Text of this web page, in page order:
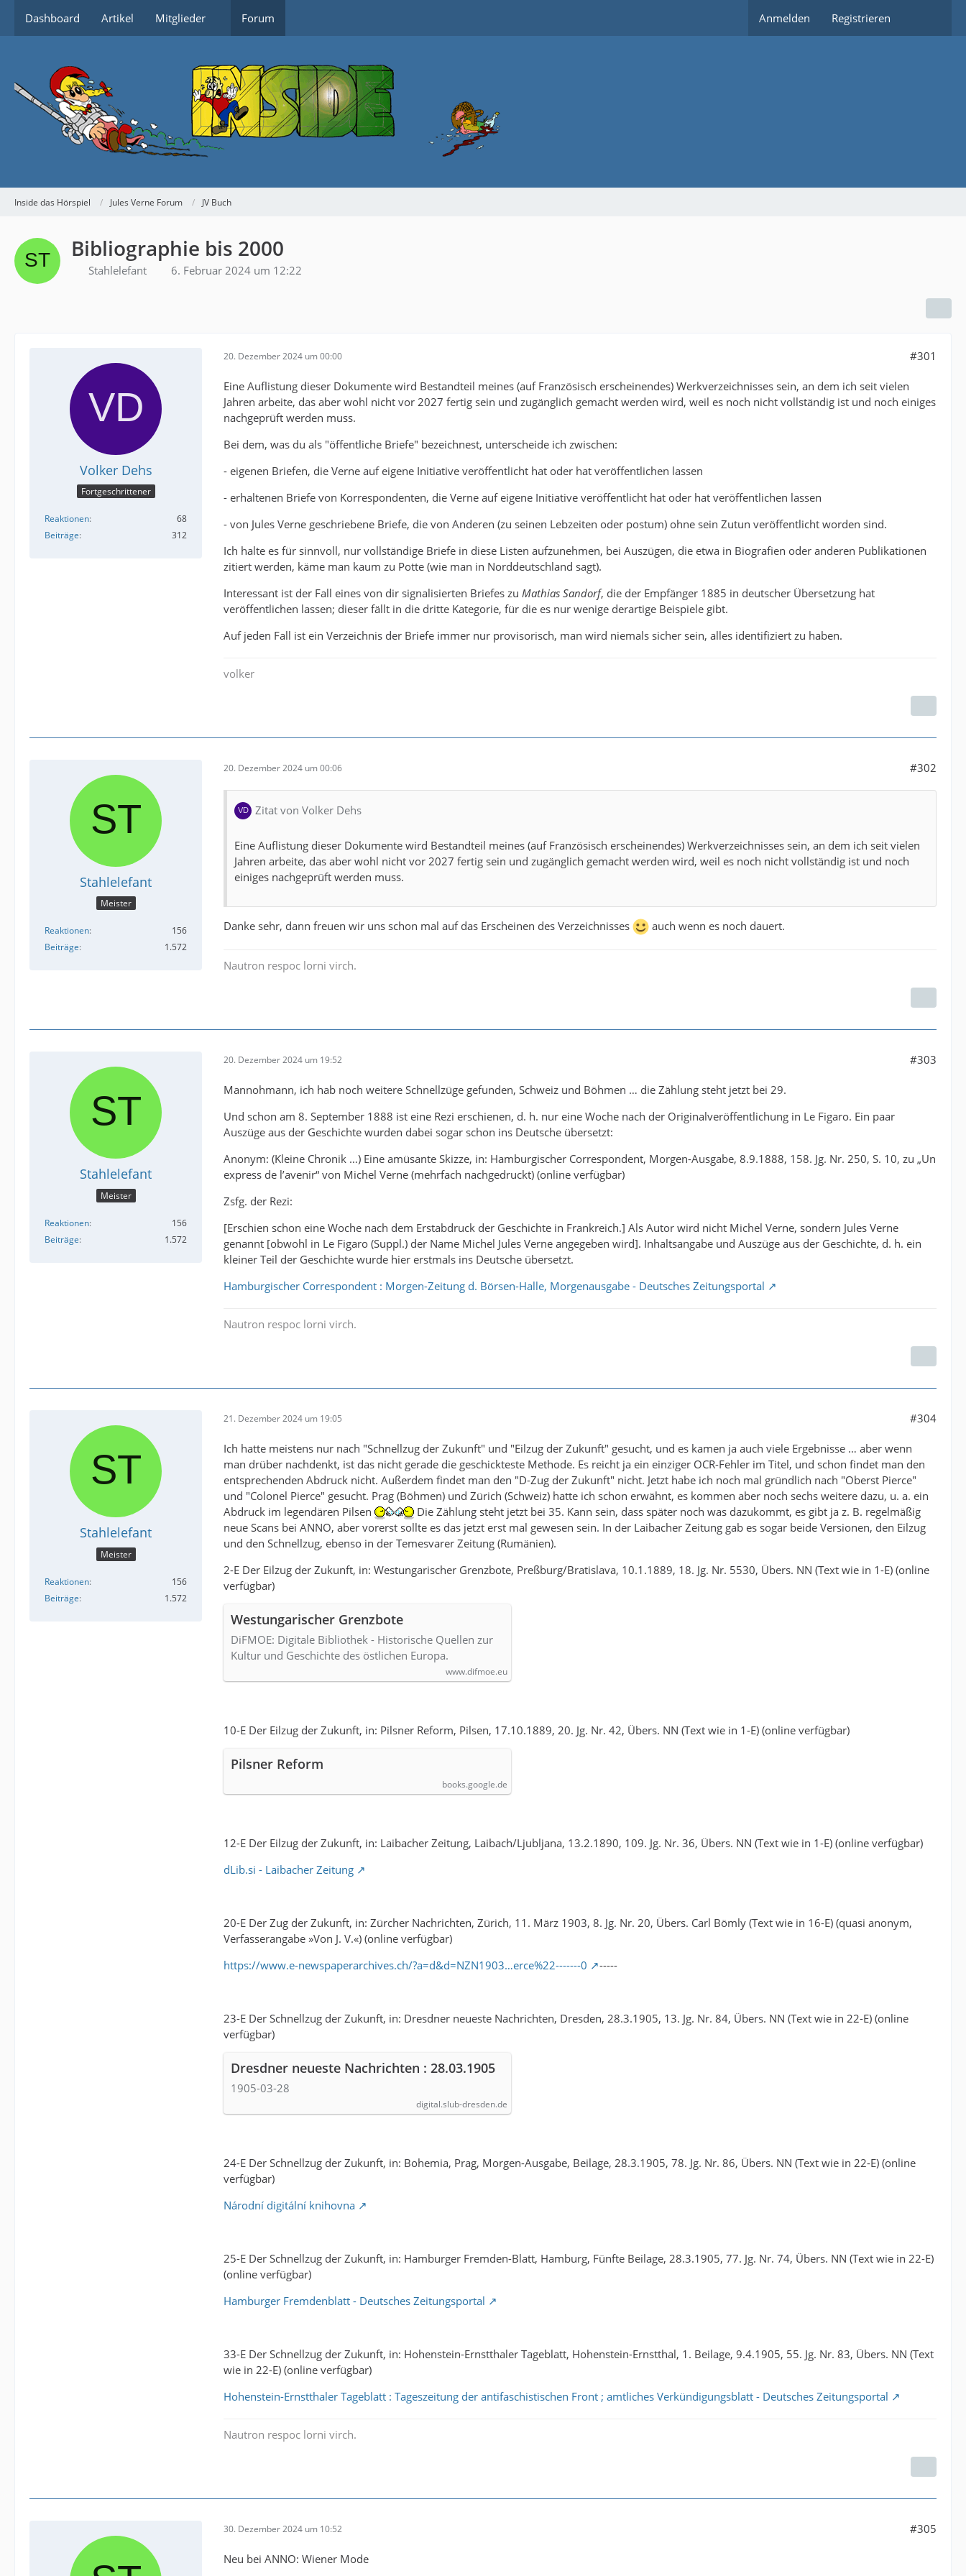
Dashboard Artikel Mitglieder Forum Anmelden Registrieren
Inside das Hörspiel Jules Verne Forum JV Buch
Bibliographie bis 2000
Stahlelefant 6. Februar 2024 um 12:22
Volker Dehs
Fortgeschrittener
Reaktionen
68
Beiträge
312
20. Dezember 2024 um 00:00 #301
Eine Auflistung dieser Dokumente wird Bestandteil meines (auf Französisch erscheinendes) Werkverzeichnisses sein, an dem ich seit vielen
Jahren arbeite, das aber wohl nicht vor 2027 fertig sein und zugänglich gemacht werden wird, weil es noch nicht vollständig ist und noch einiges
nachgeprüft werden muss.
Bei dem, was du als "öffentliche Briefe" bezeichnest, unterscheide ich zwischen:
- eigenen Briefen, die Verne auf eigene Initiative veröffentlicht hat oder hat veröffentlichen lassen
- erhaltenen Briefe von Korrespondenten, die Verne auf eigene Initiative veröffentlicht hat oder hat veröffentlichen lassen
- von Jules Verne geschriebene Briefe, die von Anderen (zu seinen Lebzeiten oder postum) ohne sein Zutun veröffentlicht worden sind.
Ich halte es für sinnvoll, nur vollständige Briefe in diese Listen aufzunehmen, bei Auszügen, die etwa in Biografien oder anderen Publikationen
zitiert werden, käme man kaum zu Potte (wie man in Norddeutschland sagt).
Interessant ist der Fall eines von dir signalisierten Briefes zu Mathias Sandorf, die der Empfänger 1885 in deutscher Übersetzung hat
veröffentlichen lassen; dieser fällt in die dritte Kategorie, für die es nur wenige derartige Beispiele gibt.
Auf jeden Fall ist ein Verzeichnis der Briefe immer nur provisorisch, man wird niemals sicher sein, alles identifiziert zu haben.
volker
Stahlelefant
Meister
Reaktionen
156
Beiträge
1.572
20. Dezember 2024 um 00:06 #302
Zitat von Volker Dehs
Eine Auflistung dieser Dokumente wird Bestandteil meines (auf Französisch erscheinendes) Werkverzeichnisses sein, an dem ich seit vielen
Jahren arbeite, das aber wohl nicht vor 2027 fertig sein und zugänglich gemacht werden wird, weil es noch nicht vollständig ist und noch
einiges nachgeprüft werden muss.
Danke sehr, dann freuen wir uns schon mal auf das Erscheinen des Verzeichnisses auch wenn es noch dauert.
Nautron respoc lorni virch.
Stahlelefant
Meister
Reaktionen
156
Beiträge
1.572
20. Dezember 2024 um 19:52 #303
Mannohmann, ich hab noch weitere Schnellzüge gefunden, Schweiz und Böhmen … die Zählung steht jetzt bei 29.
Und schon am 8. September 1888 ist eine Rezi erschienen, d. h. nur eine Woche nach der Originalveröffentlichung in Le Figaro. Ein paar
Auszüge aus der Geschichte wurden dabei sogar schon ins Deutsche übersetzt:
Anonym: (Kleine Chronik …) Eine amüsante Skizze, in: Hamburgischer Correspondent, Morgen-Ausgabe, 8.9.1888, 158. Jg. Nr. 250, S. 10, zu „Un
express de l’avenir“ von Michel Verne (mehrfach nachgedruckt) (online verfügbar)
Zsfg. der Rezi:
[Erschien schon eine Woche nach dem Erstabdruck der Geschichte in Frankreich.] Als Autor wird nicht Michel Verne, sondern Jules Verne
genannt [obwohl in Le Figaro (Suppl.) der Name Michel Jules Verne angegeben wird]. Inhaltsangabe und Auszüge aus der Geschichte, d. h. ein
kleiner Teil der Geschichte wurde hier erstmals ins Deutsche übersetzt.
Hamburgischer Correspondent : Morgen-Zeitung d. Börsen-Halle, Morgenausgabe - Deutsches Zeitungsportal
Nautron respoc lorni virch.
Stahlelefant
Meister
Reaktionen
156
Beiträge
1.572
21. Dezember 2024 um 19:05 #304
Ich hatte meistens nur nach "Schnellzug der Zukunft" und "Eilzug der Zukunft" gesucht, und es kamen ja auch viele Ergebnisse … aber wenn
man drüber nachdenkt, ist das nicht gerade die geschickteste Methode. Es reicht ja ein einziger OCR-Fehler im Titel, und schon findet man den
entsprechenden Abdruck nicht. Außerdem findet man den "D-Zug der Zukunft" nicht. Jetzt habe ich noch mal gründlich nach "Oberst Pierce"
und "Colonel Pierce" gesucht. Prag (Böhmen) und Zürich (Schweiz) hatte ich schon erwähnt, es kommen aber noch sechs weitere dazu, u. a. ein
Abdruck im legendären Pilsen
Die Zählung steht jetzt bei 35. Kann sein, dass später noch was dazukommt, es gibt ja z. B. regelmäßig
neue Scans bei ANNO, aber vorerst sollte es das jetzt erst mal gewesen sein. In der Laibacher Zeitung gab es sogar beide Versionen, den Eilzug
und den Schnellzug, ebenso in der Temesvarer Zeitung (Rumänien).
2-E Der Eilzug der Zukunft, in: Westungarischer Grenzbote, Preßburg/Bratislava, 10.1.1889, 18. Jg. Nr. 5530, Übers. NN (Text wie in 1-E) (online
verfügbar)
Westungarischer Grenzbote
DiFMOE: Digitale Bibliothek - Historische Quellen zur
Kultur und Geschichte des östlichen Europa.
www.difmoe.eu
10-E Der Eilzug der Zukunft, in: Pilsner Reform, Pilsen, 17.10.1889, 20. Jg. Nr. 42, Übers. NN (Text wie in 1-E) (online verfügbar)
Pilsner Reform
books.google.de
12-E Der Eilzug der Zukunft, in: Laibacher Zeitung, Laibach/Ljubljana, 13.2.1890, 109. Jg. Nr. 36, Übers. NN (Text wie in 1-E) (online verfügbar)
dLib.si - Laibacher Zeitung
20-E Der Zug der Zukunft, in: Zürcher Nachrichten, Zürich, 11. März 1903, 8. Jg. Nr. 20, Übers. Carl Bömly (Text wie in 16-E) (quasi anonym,
Verfasserangabe »Von J. V.«) (online verfügbar)
https://www.e-newspaperarchives.ch/?a=d&d=NZN1903…erce%22-------0
-----
23-E Der Schnellzug der Zukunft, in: Dresdner neueste Nachrichten, Dresden, 28.3.1905, 13. Jg. Nr. 84, Übers. NN (Text wie in 22-E) (online
verfügbar)
Dresdner neueste Nachrichten : 28.03.1905
1905-03-28
digital.slub-dresden.de
24-E Der Schnellzug der Zukunft, in: Bohemia, Prag, Morgen-Ausgabe, Beilage, 28.3.1905, 78. Jg. Nr. 86, Übers. NN (Text wie in 22-E) (online
verfügbar)
Národní digitální knihovna
25-E Der Schnellzug der Zukunft, in: Hamburger Fremden-Blatt, Hamburg, Fünfte Beilage, 28.3.1905, 77. Jg. Nr. 74, Übers. NN (Text wie in 22-E)
(online verfügbar)
Hamburger Fremdenblatt - Deutsches Zeitungsportal
33-E Der Schnellzug der Zukunft, in: Hohenstein-Ernstthaler Tageblatt, Hohenstein-Ernstthal, 1. Beilage, 9.4.1905, 55. Jg. Nr. 83, Übers. NN (Text
wie in 22-E) (online verfügbar)
Hohenstein-Ernstthaler Tageblatt : Tageszeitung der antifaschistischen Front ; amtliches Verkündigungsblatt - Deutsches Zeitungsportal
Nautron respoc lorni virch.
30. Dezember 2024 um 10:52 #305
Neu bei ANNO: Wiener Mode